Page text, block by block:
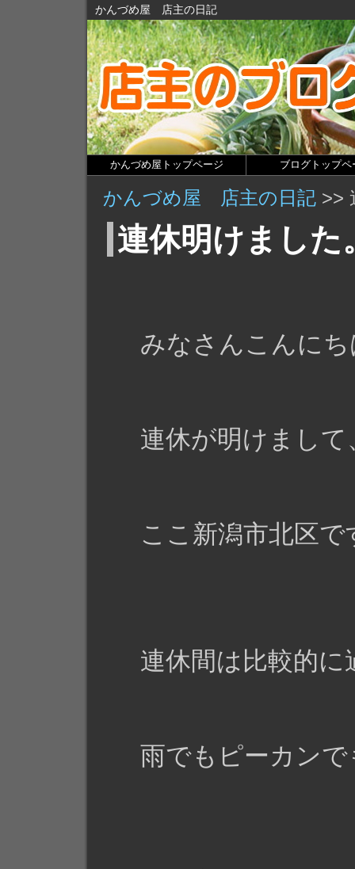
かんづめ屋 店主の日記
かんづめ屋 店主の日記 >>
連休明けました
みなさんこんにち
連休が明けまして
ここ新潟市北区で
連休間は比較的に
雨でもピーカンで
かんづめ屋トップページ ブログトップペ